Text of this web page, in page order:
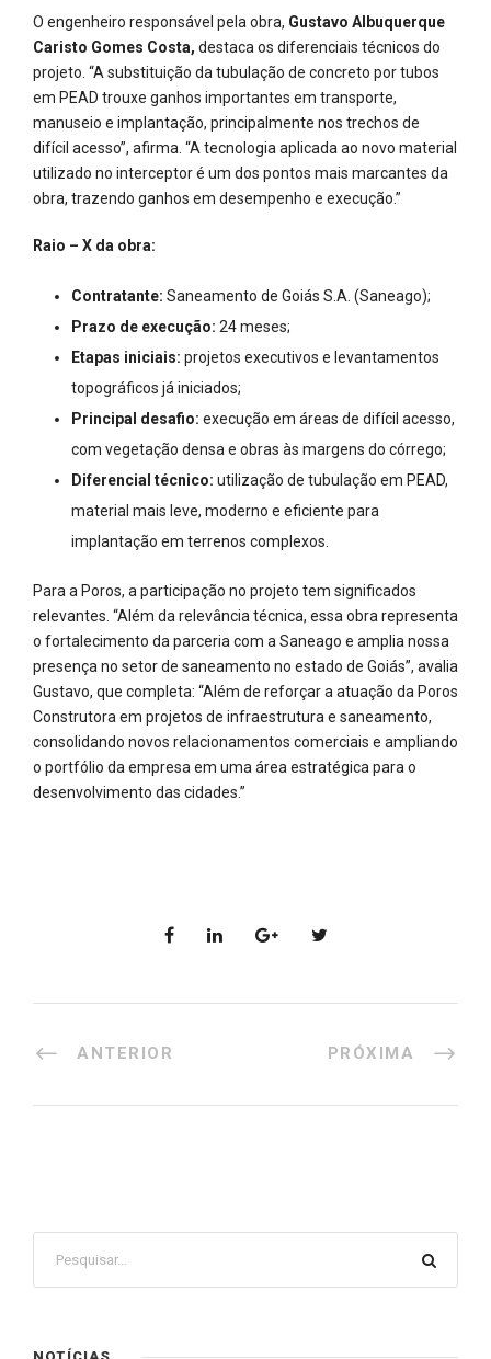
O engenheiro responsável pela obra, Gustavo Albuquerque
Caristo Gomes Costa, destaca os diferenciais técnicos do
projeto. “A substituição da tubulação de concreto por tubos
em PEAD trouxe ganhos importantes em transporte,
manuseio e implantação, principalmente nos trechos de
difícil acesso”, afirma. “A tecnologia aplicada ao novo material
utilizado no interceptor é um dos pontos mais marcantes da
obra, trazendo ganhos em desempenho e execução.”
Raio – X da obra:
Contratante: Saneamento de Goiás S.A. (Saneago);
Prazo de execução: 24 meses;
Etapas iniciais: projetos executivos e levantamentos
topográficos já iniciados;
Principal desafio: execução em áreas de difícil acesso,
com vegetação densa e obras às margens do córrego;
Diferencial técnico: utilização de tubulação em PEAD,
material mais leve, moderno e eficiente para
implantação em terrenos complexos.
Para a Poros, a participação no projeto tem significados
relevantes. “Além da relevância técnica, essa obra representa
o fortalecimento da parceria com a Saneago e amplia nossa
presença no setor de saneamento no estado de Goiás”, avalia
Gustavo, que completa: “Além de reforçar a atuação da Poros
Construtora em projetos de infraestrutura e saneamento,
consolidando novos relacionamentos comerciais e ampliando
o portfólio da empresa em uma área estratégica para o
desenvolvimento das cidades.”
ANTERIOR PRÓXIMA